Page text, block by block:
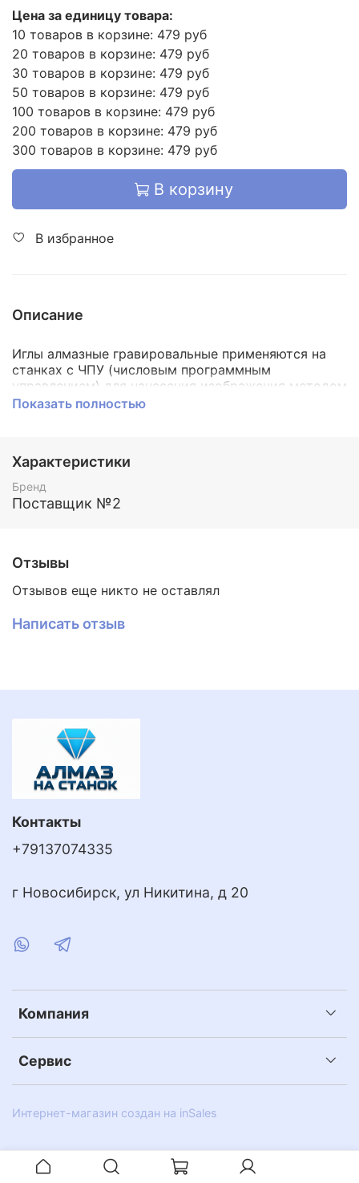
Цена за единицу товара:
10 товаров в корзине: 479 руб
20 товаров в корзине: 479 руб
30 товаров в корзине: 479 руб
50 товаров в корзине: 479 руб
100 товаров в корзине: 479 руб
200 товаров в корзине: 479 руб
300 товаров в корзине: 479 руб
В корзину
В избранное
Описание
Иглы алмазные гравировальные применяются на
станках с ЧПУ (числовым программным
управлением) для нанесения изображения методом
ударной гравировке. Материал для гравировки
В наконечник иглы инсталирован синтетический
алмаз, каратностью от 0,015ct до 0,018ct.
Фото для понимания размера алмаза:
Иглы с каратностью выше 0,03ct можно
Показать полностью
Характеристики
Бренд
Поставщик №2
Отзывы
Отзывов еще никто не оставлял
Написать отзыв
Компания
Сервис
Контакты
+79137074335
г Новосибирск, ул Никитина, д 20
Интернет-магазин создан на inSales